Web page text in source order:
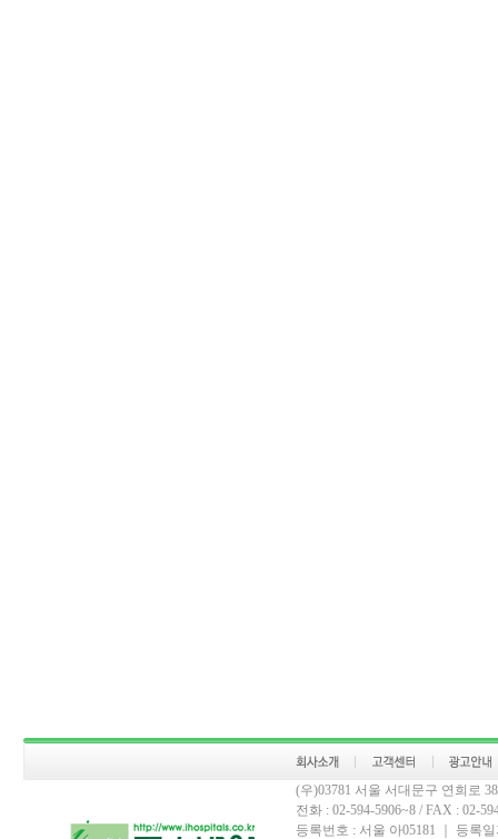
(우)03781 서울 서대문구 연희로
전화 : 02-594-5906~8 / FAX : 02-
등록번호 : 서울 아05181 ｜ 등록